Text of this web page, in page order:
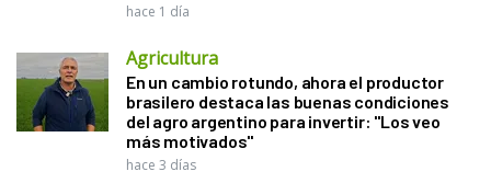
hace 1 día
Agricultura
En un cambio rotundo, ahora el productor
brasilero destaca las buenas condiciones
del agro argentino para invertir: "Los veo
más motivados"
hace 3 días